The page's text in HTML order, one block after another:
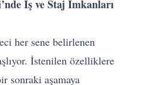
İş ve Staj İmkanları
her sene belirlenen
İstenilen özelliklere
sonraki aşamaya